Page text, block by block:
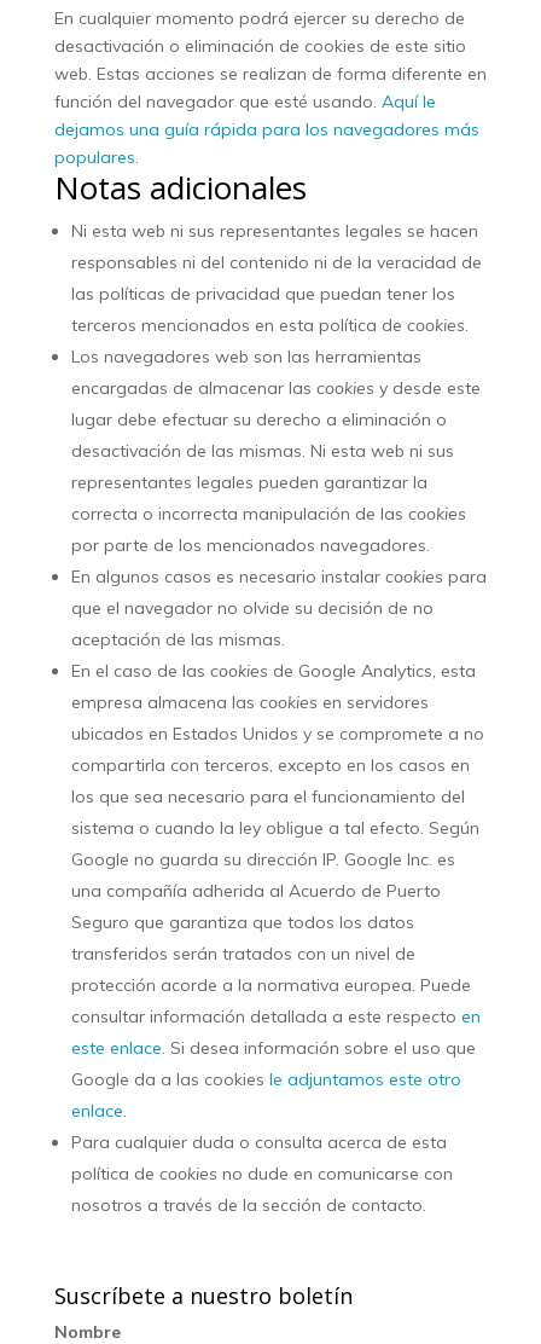
En cualquier momento podrá ejercer su derecho de
desactivación o eliminación de cookies de este sitio
web. Estas acciones se realizan de forma diferente en
función del navegador que esté usando. Aquí le
dejamos una guía rápida para los navegadores más
populares.
Notas adicionales
Ni esta web ni sus representantes legales se hacen
responsables ni del contenido ni de la veracidad de
las políticas de privacidad que puedan tener los
terceros mencionados en esta política de cookies.
Los navegadores web son las herramientas
encargadas de almacenar las cookies y desde este
lugar debe efectuar su derecho a eliminación o
desactivación de las mismas. Ni esta web ni sus
representantes legales pueden garantizar la
correcta o incorrecta manipulación de las cookies
por parte de los mencionados navegadores.
En algunos casos es necesario instalar cookies para
que el navegador no olvide su decisión de no
aceptación de las mismas.
En el caso de las cookies de Google Analytics, esta
empresa almacena las cookies en servidores
ubicados en Estados Unidos y se compromete a no
compartirla con terceros, excepto en los casos en
los que sea necesario para el funcionamiento del
sistema o cuando la ley obligue a tal efecto. Según
Google no guarda su dirección IP. Google Inc. es
una compañía adherida al Acuerdo de Puerto
Seguro que garantiza que todos los datos
transferidos serán tratados con un nivel de
protección acorde a la normativa europea. Puede
consultar información detallada a este respecto en
este enlace. Si desea información sobre el uso que
Google da a las cookies le adjuntamos este otro
enlace.
Para cualquier duda o consulta acerca de esta
política de cookies no dude en comunicarse con
nosotros a través de la sección de contacto.
Suscríbete a nuestro boletín
Nombre